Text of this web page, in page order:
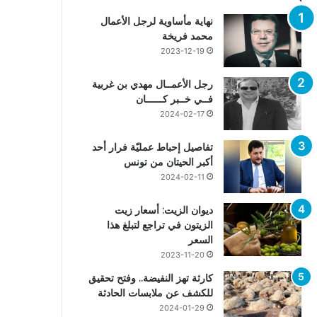
نهاية مأساوية لرجل الأعمال
محمد فريخة
2023-12-19
رجل الأعمــال مهدي بن غربية
فــي خــبر كــــــان
2024-02-17
تفاصيل إحباط عمليّة فرار أحد
أكبر الحيتان من تونس
2024-02-11
ديوان الزيت: أسعار زيت
الزيتون في تراجع لتبلغ هذا
السعر
2023-11-20
كارثة تهز النفيضة.. وفتح تحقيق
للكشف عن ملابسات الحادثة
2024-01-29